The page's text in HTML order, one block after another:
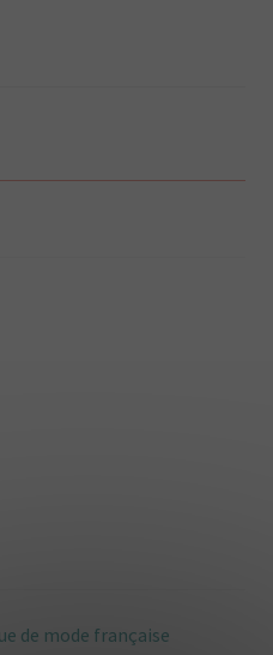
de mode française